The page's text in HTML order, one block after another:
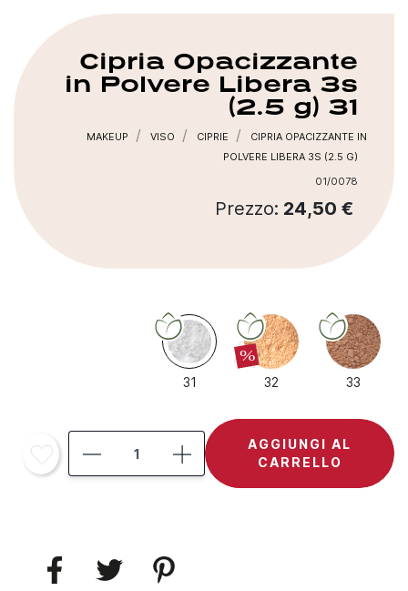
Cipria Opacizzante
in Polvere Libera 3s
(2.5 g) 31
MAKEUP VISO CIPRIE
CIPRIA OPACIZZANTE IN
POLVERE LIBERA 3S (2.5 G)
01/0078
Prezzo: 24,50 €
31
%
32 33
AGGIUNGI AL
CARRELLO